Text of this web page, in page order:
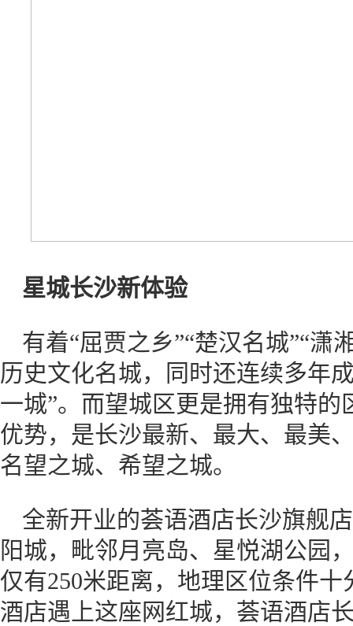
星城长沙新体验
有着“屈贾之乡”“楚汉名城”“潇
历史文化名城，同时还连续多年
一城”。而望城区更是拥有独特
优势，是长沙最新、最大、最美
名望之城、希望之城。
全新开业的荟语酒店长沙旗舰
阳城，毗邻月亮岛、星悦湖公园
仅有250米距离，地理区位条件
酒店遇上这座网红城，荟语酒店